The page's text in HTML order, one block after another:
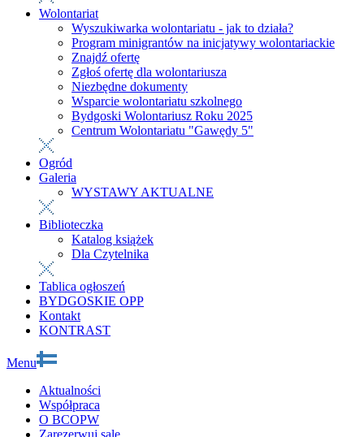
Wolontariat
Wyszukiwarka wolontariatu - jak to działa?
Program minigrantów na inicjatywy wolontariackie
Znajdź ofertę
Zgłoś ofertę dla wolontariusza
Niezbędne dokumenty
Wsparcie wolontariatu szkolnego
Bydgoski Wolontariusz Roku 2025
Centrum Wolontariatu "Gawędy 5"
Ogród
Galeria
WYSTAWY AKTUALNE
Biblioteczka
Katalog książek
Dla Czytelnika
Tablica ogłoszeń
BYDGOSKIE OPP
Kontakt
KONTRAST
Menu
Aktualności
Współpraca
O BCOPW